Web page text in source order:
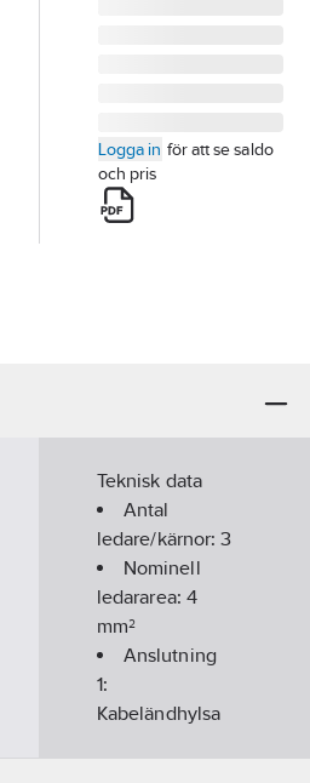
Logga in för att se saldo
och pris
Teknisk data
Antal
ledare/kärnor:3
Nominell
ledararea: 4
mm²
Anslutning
1:
Kabeländhylsa